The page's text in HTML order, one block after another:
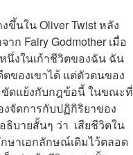
ขึ้นใน Oliver Twist หลัง
ก Fairy Godmother เมื่อ
นึ่งในเก้าชีวิตของฉัน ฉัน
ตของเขาได้ แต่ตัวตนของ
ขัดแย้งกับกฎข้อนี้ ในขณะที่
งจัดการกับปฏิกิริยาของ
ธิบายสั้นๆ ว่า  เสียชีวิตใน
ษาเอกลักษณ์เดิมไว้ตลอด